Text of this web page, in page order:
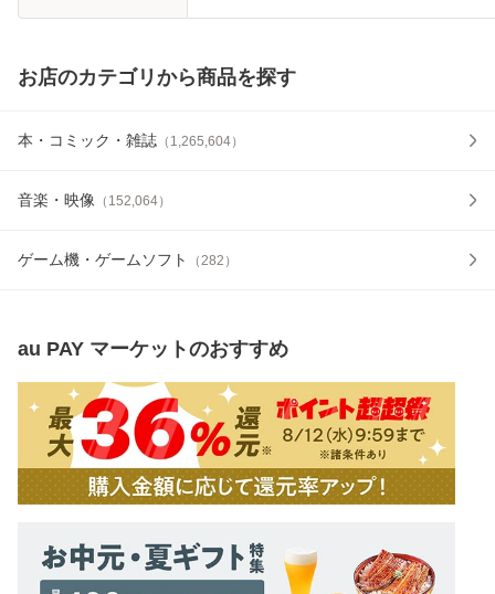
お店のカテゴリから商品を探す
本・コミック・雑誌 （ 1,265,604）
音楽・映像 （ 152,064）
ゲーム機・ゲームソフト （282 ）
au PAY マーケットのおすすめ